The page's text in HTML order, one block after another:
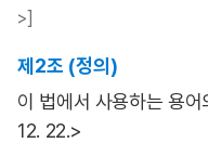
>]
제2조 (정의)
이 법에서 사용하는 용
12. 22.>